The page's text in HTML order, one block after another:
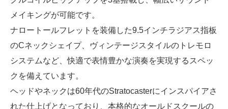
メイキングが可能です。
ナロートールフレットを装備した9.5インチラジアス指板
のCネックシェイプ、ヴィンテージスタイルのトレモロ
システムなど、快適で表情豊かな演奏を実現するスペッ
クを備えています。
ヘッドやネックは60年代のStratocasterにインスパイアさ
れた仕上げとなっており、本格的なオールドスクールの